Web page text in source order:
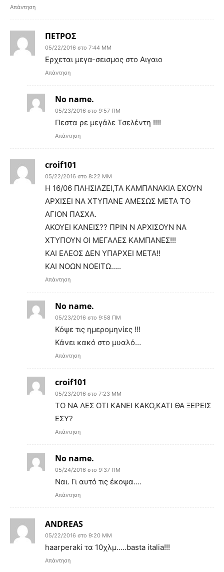
Απάντηση
ΠΕΤΡΟΣ
05/22/2016 στο 7:44 ΜΜ
Ερχεται μεγα-σεισμος στο Αιγαιο
Απάντηση
No name.
05/23/2016 στο 9:57 ΠΜ
Πεστα ρε μεγάλε Τσελέντη !!!!
Απάντηση
croif101
05/22/2016 στο 8:22 ΜΜ
Η 16/06 ΠΛΗΣΙΑΖΕΙ,ΤΑ ΚΑΜΠΑΝΑΚΙΑ ΕΧΟΥΝ
ΑΡΧΙΣΕΙ ΝΑ ΧΤΥΠΑΝΕ ΑΜΕΣΩΣ ΜΕΤΑ ΤΟ
ΑΓΙΟΝ ΠΑΣΧΑ.
ΑΚΟΥΕΙ ΚΑΝΕΙΣ?? ΠΡΙΝ Ν ΑΡΧΙΣΟΥΝ ΝΑ
ΧΤΥΠΟΥΝ ΟΙ ΜΕΓΑΛΕΣ ΚΑΜΠΑΝΕΣ!!!
ΚΑΙ ΕΛΕΟΣ ΔΕΝ ΥΠΑΡΧΕΙ ΜΕΤΑ!!
ΚΑΙ ΝΟΩΝ ΝΟΕΙΤΩ…..
Απάντηση
No name.
05/23/2016 στο 9:58 ΠΜ
Κόψε τις ημερομηνίες !!!
Κάνει κακό στο μυαλό…
Απάντηση
croif101
05/23/2016 στο 7:23 ΜΜ
ΤΟ ΝΑ ΛΕΣ ΟΤΙ ΚΑΝΕΙ ΚΑΚΟ,ΚΑΤΙ ΘΑ ΞΕΡΕΙΣ
ΕΣΥ?
Απάντηση
No name.
05/24/2016 στο 9:37 ΠΜ
Ναι. Γι αυτό τις έκοψα….
Απάντηση
ANDREAS
05/22/2016 στο 9:20 ΜΜ
haarperaki τα 10χλμ…..basta italia!!!
Απάντηση